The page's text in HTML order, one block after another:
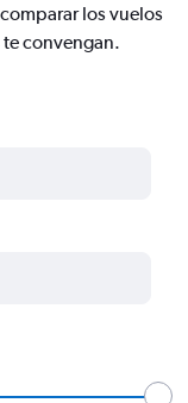
los vuelos
te convengan.